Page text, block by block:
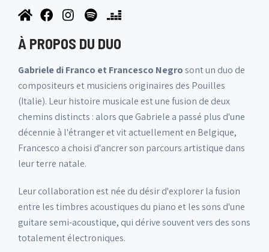
À PROPOS DU DUO
Gabriele di Franco et Francesco Negrosont un duo de
compositeurs et musiciens originaires des Pouilles
(Italie). Leur histoire musicale est une fusion de deux
chemins distincts : alors que Gabriele a passé plus d'une
décennie à l'étranger et vit actuellement en Belgique,
Francesco a choisi d'ancrer son parcours artistique dans
leur terre natale.
Leur collaboration est née du désir d'explorer la fusion
entre les timbres acoustiques du piano et les sons d'une
guitare semi-acoustique, qui dérive souvent vers des sons
totalement électroniques.